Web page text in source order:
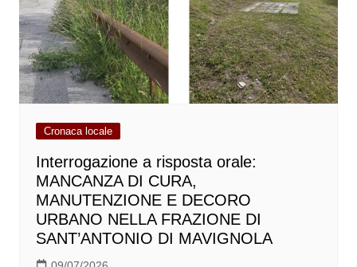
Cronaca locale
Interrogazione a risposta orale:
MANCANZA DI CURA,
MANUTENZIONE E DECORO
URBANO NELLA FRAZIONE DI
SANT’ANTONIO DI MAVIGNOLA